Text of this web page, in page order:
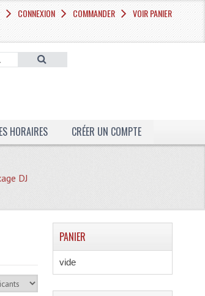
CONNEXION COMMANDER VOIR PANIER
HORAIRES CRÉER UN COMPTE
DJ
PANIER
vide